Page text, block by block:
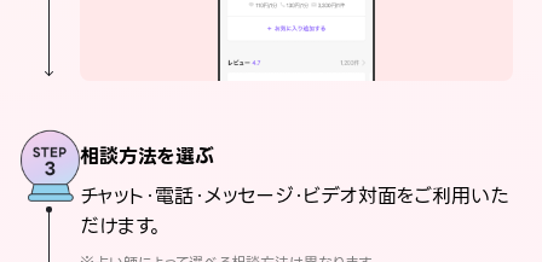
相談方法を選ぶ
チャット・電話・メッセージ・ビデオ対面をご利用いた
だけます。